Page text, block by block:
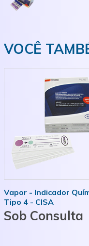
VOCÊ
Vapor - Indicador
Tipo 4 - CISA
Sob Consulta